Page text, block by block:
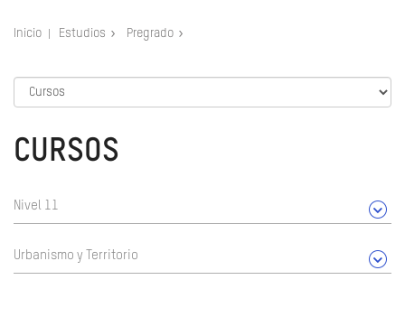
Inicio Estudios Pregrado
CURSOS
Nivel 11
Urbanismo y Territorio